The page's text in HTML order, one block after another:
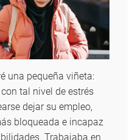
una pequeña viñeta:
tal nivel de estrés
dejar su empleo,
bloqueada e incapaz
Trabajaba en